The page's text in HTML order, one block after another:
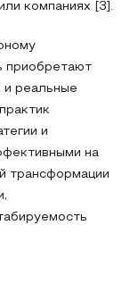
компаниях [3].
приобретают
и реальные
и
на
трансформации